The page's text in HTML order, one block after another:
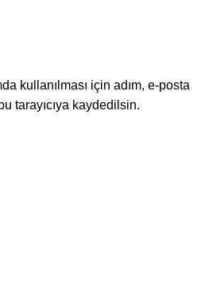
kullanılması için adım, e-posta
tarayıcıya kaydedilsin.